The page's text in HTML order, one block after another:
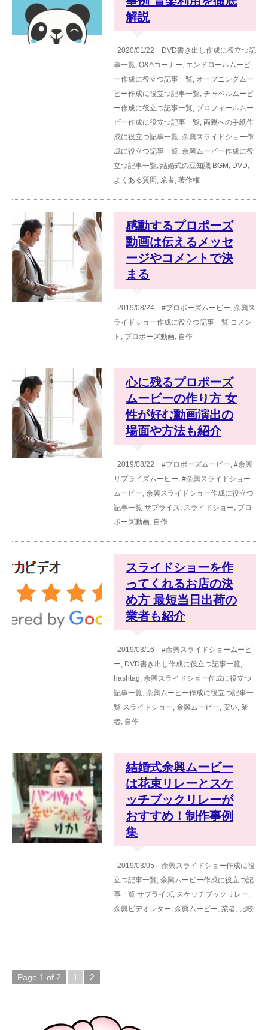
解説
2020/01/22
DVD書き出し作成に役立つ記
事一覧, Q&Aコーナー, エンドロールムービ
ー作成に役立つ記事一覧, オープニングムー
ビー作成に役立つ記事一覧, チャペルムービ
ー作成に役立つ記事一覧, プロフィールムー
ビー作成に役立つ記事一覧, 両親への手紙作
成に役立つ記事一覧, 余興スライドショー作
成に役立つ記事一覧, 余興ムービー作成に役
立つ記事一覧, 結婚式の豆知識 BGM , DVD,
よくある質問, 業者, 著作権
感動するプロポーズ
動画は伝えるメッセ
ージやコメントで決
まる
2019/08/24 #プロポーズムービー, 余興ス
ライドショー作成に役立つ記事一覧 コメン
ト , プロポーズ動画, 自作
心に残るプロポーズ
ムービーの作り方 女
性が好む動画演出の
場面や方法も紹介
2019/08/22 #プロポーズムービー, #余興
サプライズムービー, #余興スライドショー
ムービー, 余興スライドショー作成に役立つ
記事一覧 サプライズ, スライドショー, プロ
ポーズ動画, 自作
スライドショーを作
ってくれるお店の決
め方 最短当日出荷の
業者も紹介
2019/03/16
#余興スライドショームービ
ー, DVD書き出し作成に役立つ記事一覧,
hashtag, 余興スライドショー作成に役立つ
記事一覧, 余興ムービー作成に役立つ記事一
覧 スライドショー, 余興ムービー, 安い, 業
者, 自作
結婚式余興ムービー
は花束リレーとスケ
ッチブックリレーが
おすすめ！制作事例
集
2019/03/05
余興スライドショー作成に役
立つ記事一覧, 余興ムービー作成に役立つ記
事一覧 サプライズ, スケッチブックリレー,
余興ビデオレター, 余興ムービー, 業者, 比較
Page 1 of 2 1 2